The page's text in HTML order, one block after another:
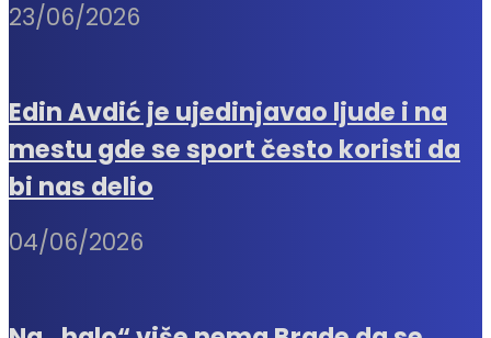
23/06/2026
Edin Avdić je ujedinjavao ljude i na
mestu gde se sport često koristi da
bi nas delio
04/06/2026